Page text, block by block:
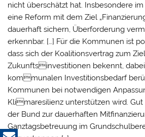
nicht überschätzt hat. Insbesondere
eine Reform mit dem Ziel
dauerhaft sichern, Überforderung
erkennbar. […] Für die Kommunen ist
dass sich der Koalitionsvertrag zum
Zukunftsinvestitionen bekennt,
kommunalen Investitionsbedarf
Kommunen bei notwendigen
Klimaresilienz unterstützen wird. Gut
der Bund zur dauerhaften
Ganztagsbetreuung im